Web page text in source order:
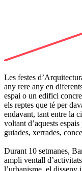
Les festes
any rere any en
espai o un edifici
els reptes que té per
endavant, tant entre la
voltant d’aquests
guiades, xerrades,
Durant 10 setmanes,
ampli ventall
l’urbanisme, el disseny